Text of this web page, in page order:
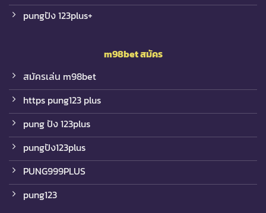
pungปัง 123plus+
m98betสมัคร
สมัครเล่น m98bet
https pung123 plus
pung ปัง 123plus
pungปัง123plus
PUNG999PLUS
pung123